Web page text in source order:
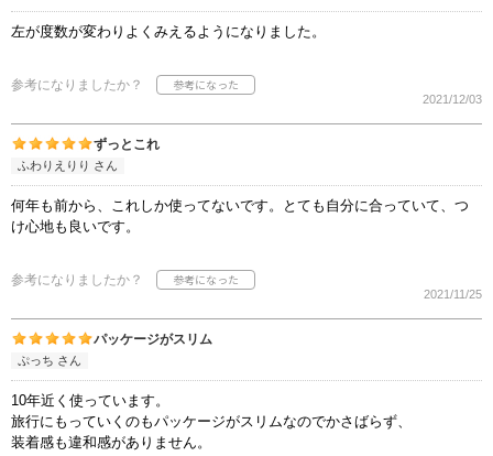
左が度数が変わりよくみえるようになりました。
参考になりましたか？
2021/12/03
ずっとこれ
ふわりえりり さん
何年も前から、これしか使ってないです。とても自分に合っていて、つ
け心地も良いです。
参考になりましたか？
2021/11/25
パッケージがスリム
ぷっち さん
10年近く使っています。
旅行にもっていくのもパッケージがスリムなのでかさばらず、
装着感も違和感がありません。